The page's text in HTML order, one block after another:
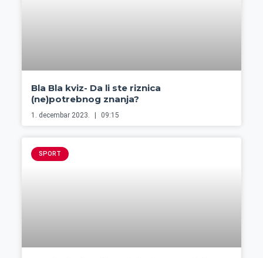
Bla Bla kviz- Da li ste riznica
(ne)potrebnog znanja?
1. decembar 2023. 09:15
SPORT